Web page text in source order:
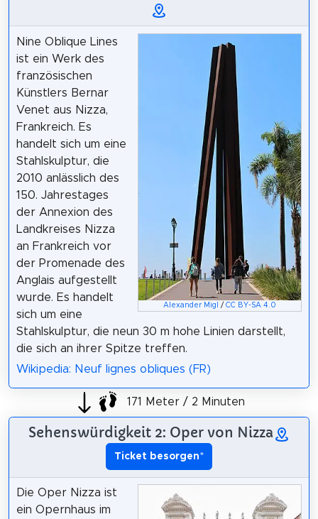
Alexander Migl /CC BY-SA 4.0
Nine Oblique Lines
ist ein Werk des
französischen
Künstlers Bernar
Venet aus Nizza,
Frankreich. Es
handelt sich um eine
Stahlskulptur, die
2010 anlässlich des
150. Jahrestages
der Annexion des
Landkreises Nizza
an Frankreich vor
der Promenade des
Anglais aufgestellt
wurde. Es handelt
sich um eine
Stahlskulptur, die neun 30 m hohe Linien darstellt,
die sich an ihrer Spitze treffen.
Wikipedia: Neuf lignes obliques (FR)
171 Meter / 2 Minuten
Sehenswürdigkeit 2: Oper von Nizza
Ticket besorgen*
Die Oper Nizza ist
ein Opernhaus im